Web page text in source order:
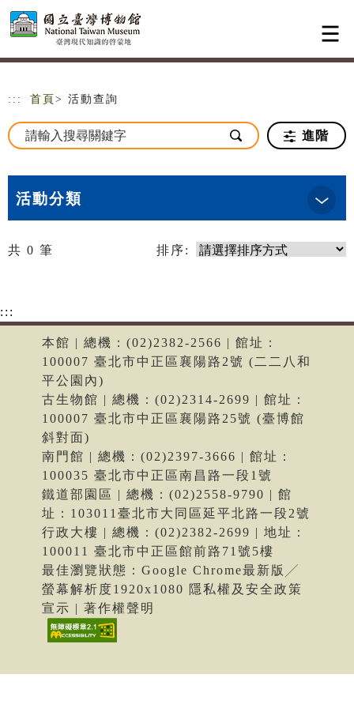
跳到主要內容
網站導覽
::: 首頁 > 活動查詢
進階
活動分類
共 0 筆 排序:
:::
本館 | 總機：(02)2382-2566 | 館址：
100007 臺北市中正區襄陽路2號 (二二八和
平公園內)
古生物館 | 總機：(02)2314-2699 | 館址：
100007 臺北市中正區襄陽路25號 (臺博館
斜對面)
南門館 | 總機：(02)2397-3666 | 館址：
100035 臺北市中正區南昌路一段1號
鐵道部園區 | 總機：(02)2558-9790 | 館
址：103011臺北市大同區延平北路一段2號
行政大樓 | 總機：(02)2382-2699 | 地址：
100011 臺北市中正區館前路71號5樓
最佳瀏覽狀態：Google Chrome最新版╱
螢幕解析度1920x1080 隱私權及安全政策
宣示 | 著作權聲明